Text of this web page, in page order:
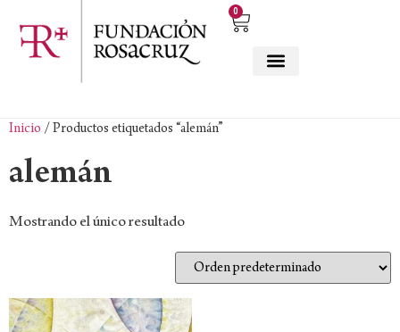
0
Inicio / Productos etiquetados “alemán”
alemán
Mostrando el único resultado